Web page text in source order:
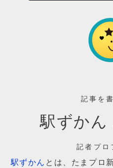
記事を
駅ずかん
記者プロ
駅ずかん とは、たまプロ